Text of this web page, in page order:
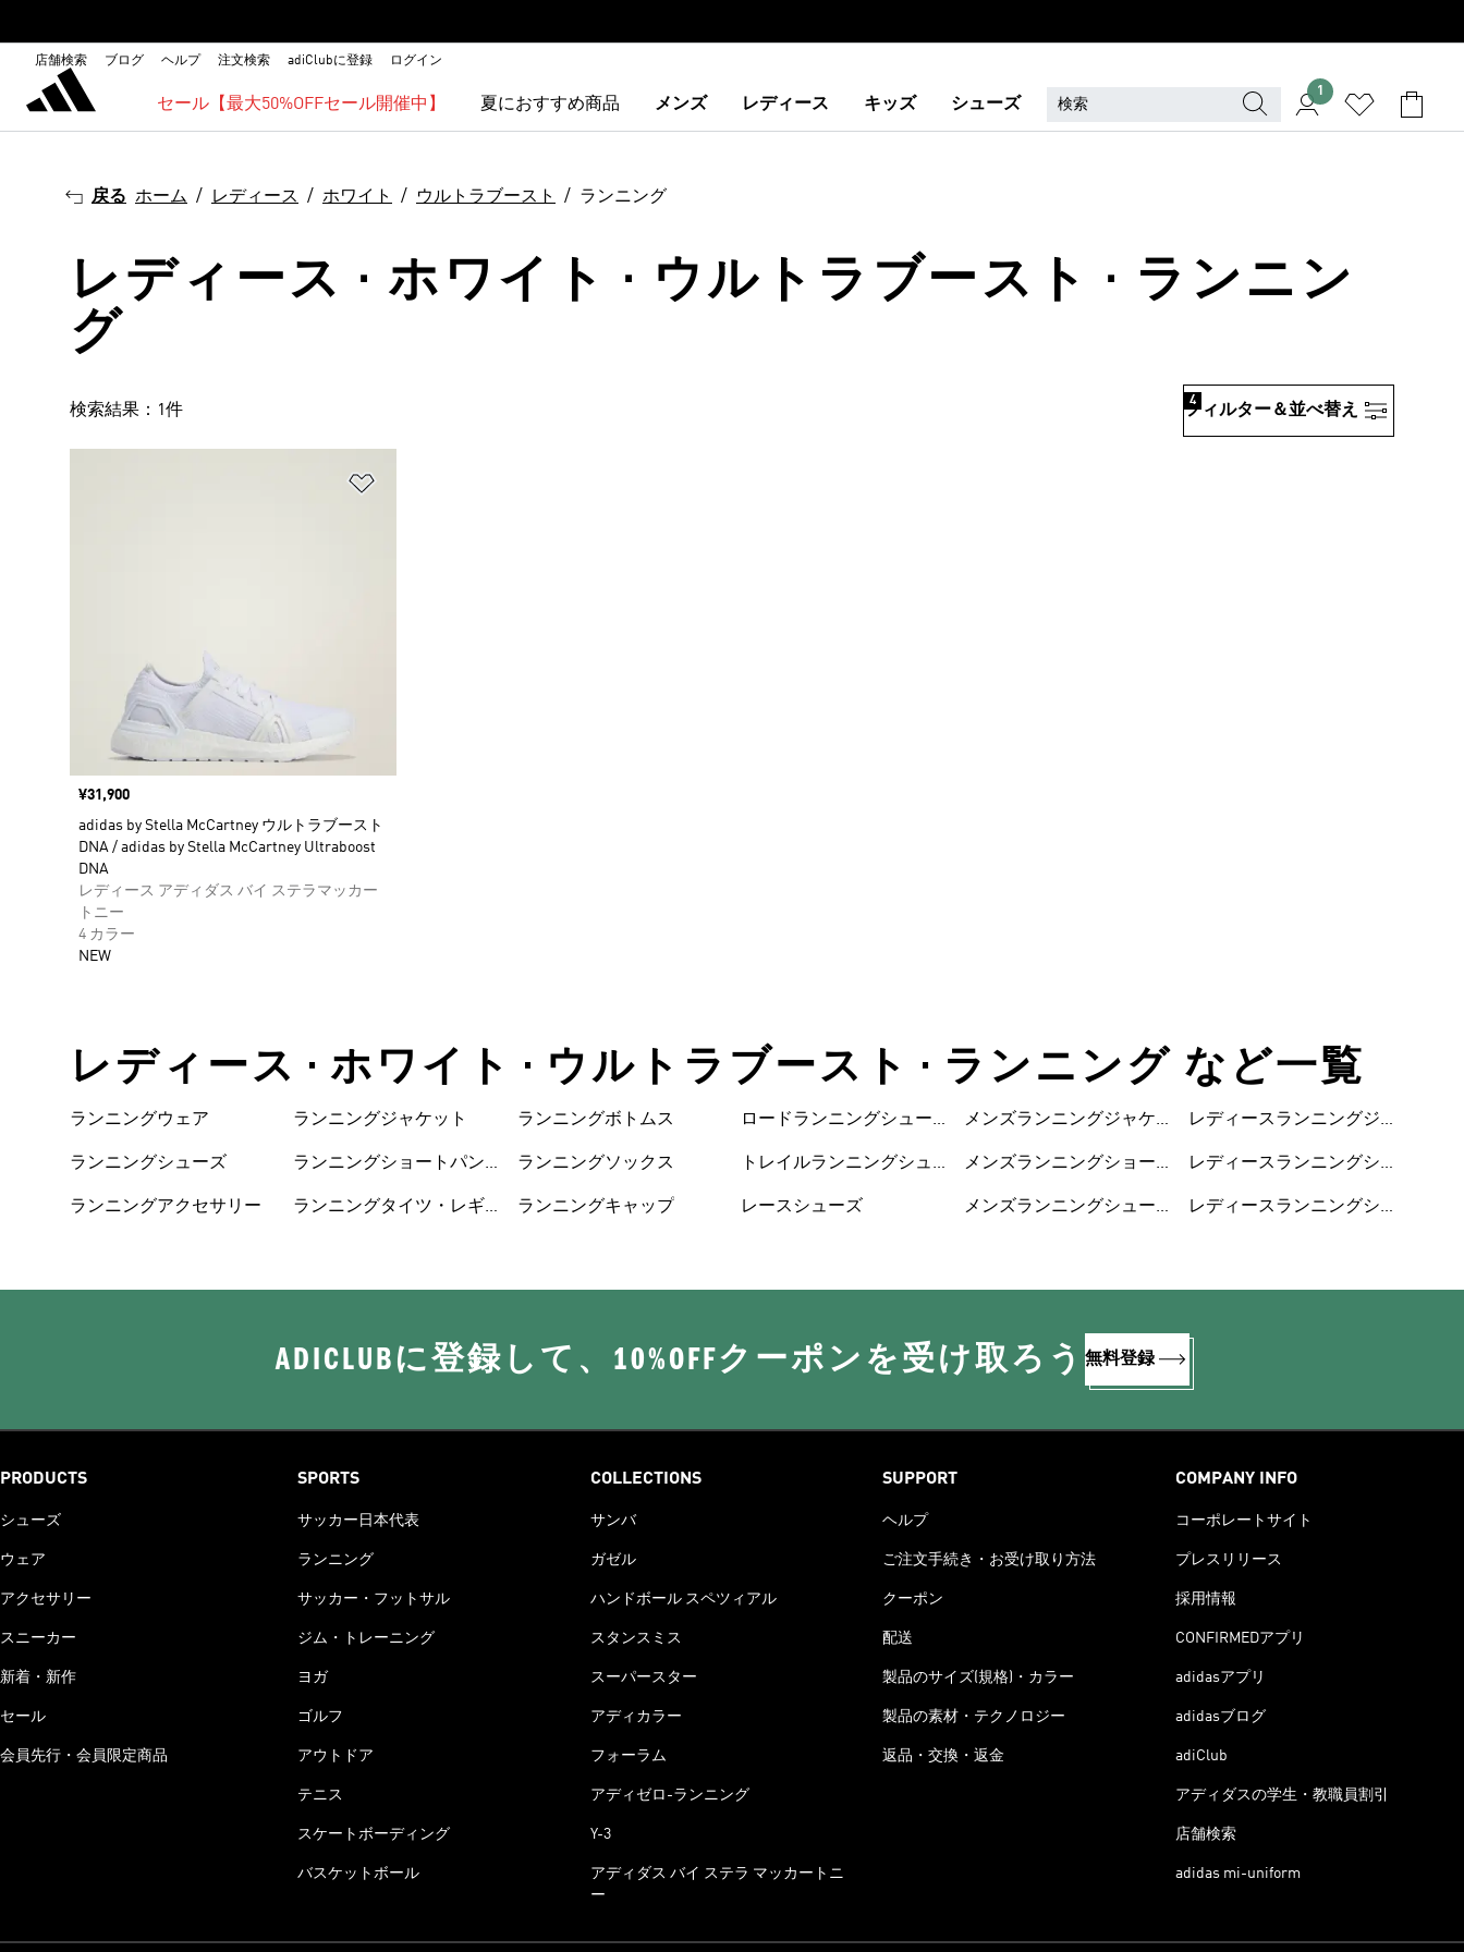
店舗検索 ブログ ヘルプ 注文検索 adiClubに登録 ログイン
セール【最大50%OFFセール開催中】 夏におすすめ商品 メンズ レディース キッズ シューズ
1
戻る ホーム レディース ホワイト ウルトラブースト ランニング
レディース · ホワイト · ウルトラブースト · ランニン
グ
検索結果：1件 フィルター＆並べ替え
4
価格
¥31,900
adidas by Stella McCartney ウルトラブースト
DNA / adidas by Stella McCartney Ultraboost
DNA
レディース アディダス バイ ステラマッカー
トニー
4 カラー
NEW
レディース • ホワイト • ウルトラブースト • ランニング など一覧
ランニングウェア
ランニングシューズ
ランニングアクセサリー
ランニングジャケット
ランニングショートパン
ランニングタイツ・レギ
ランニングボトムス
ランニングソックス
ランニングキャップ
ロードランニングシュー
トレイルランニングシュ
レースシューズ
メンズランニングジャケ
メンズランニングショー
メンズランニングシュー
レディースランニングジ
レディースランニングシ
レディースランニングシ
ADICLUBに登録して、10%OFFクーポンを受け取ろう 無料登録
PRODUCTS
シューズ
ウェア
アクセサリー
スニーカー
新着・新作
セール
会員先行・会員限定商品
SPORTS
サッカー日本代表
ランニング
サッカー・フットサル
ジム・トレーニング
ヨガ
ゴルフ
アウトドア
テニス
スケートボーディング
バスケットボール
COLLECTIONS
サンバ
ガゼル
ハンドボール スペツィアル
スタンスミス
スーパースター
アディカラー
フォーラム
アディゼロ-ランニング
Y-3
アディダス バイ ステラ マッカートニ
ー
SUPPORT
ヘルプ
ご注文手続き・お受け取り方法
クーポン
配送
製品のサイズ(規格)・カラー
製品の素材・テクノロジー
返品・交換・返金
COMPANY INFO
コーポレートサイト
プレスリリース
採用情報
CONFIRMEDアプリ
adidasアプリ
adidasブログ
adiClub
アディダスの学生・教職員割引
店舗検索
adidas mi-uniform